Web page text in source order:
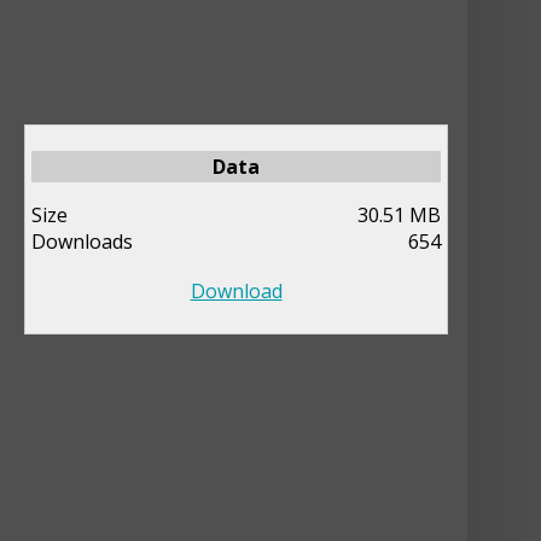
Data
Size
30.51 MB
Downloads
654
Download